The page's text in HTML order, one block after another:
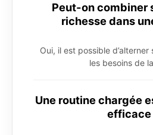
Peut-on combiner
richesse dans
Oui, il est possible d’alterner
les besoins de
Une routine chargée
efficace